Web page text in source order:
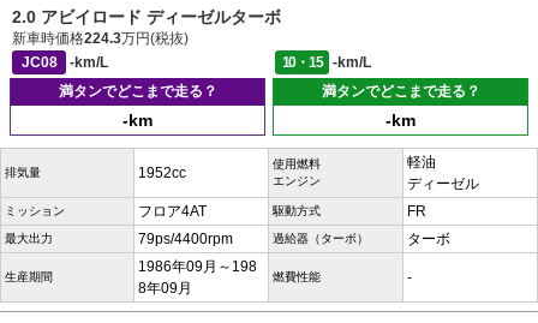
2.0 アビイロード ディーゼルターボ
新車時価格224.3万円(税抜)
JC08
-km/L 10・15
-km/L
満タンでどこまで走る？
-km
満タンでどこまで走る？
-km
排気量 1952cc
使用燃料
エンジン
軽油
ディーゼル
ミッション フロア4AT 駆動方式 FR
最大出力 79ps/4400rpm 過給器（ターボ） ターボ
生産期間
1986年09月～198
8年09月
燃費性能 -